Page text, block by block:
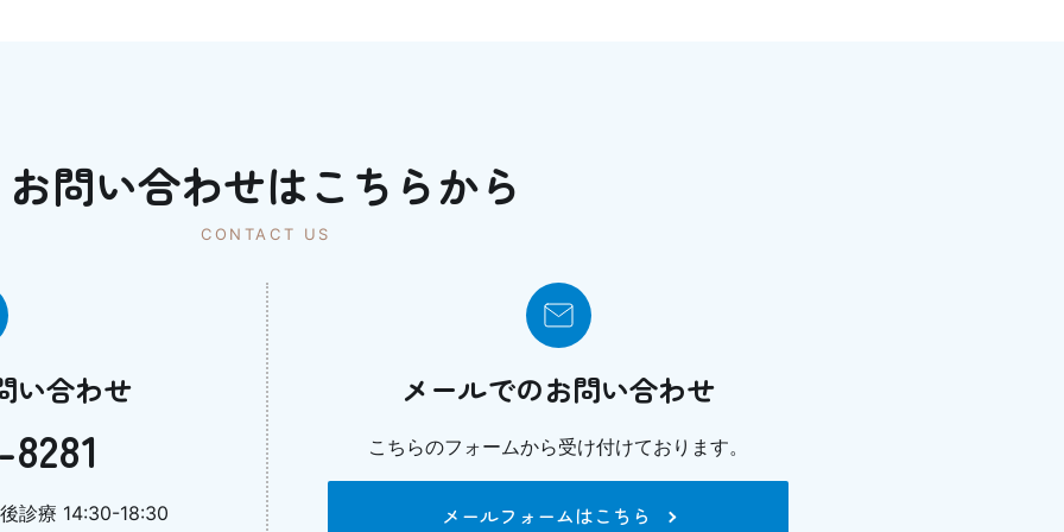
お問い合わせはこちらから
CONTACT US
い合わせ
診療 14:30-18:30
メールでのお問い合わせ
こちらのフォームから受け付けております。
メールフォームはこちら